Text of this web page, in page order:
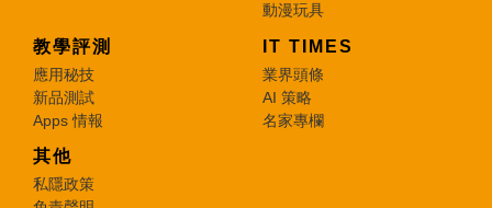
動漫玩具
教學評測
應用秘技
新品測試
Apps 情報
IT TIMES
業界頭條
AI 策略
名家專欄
其他
私隱政策